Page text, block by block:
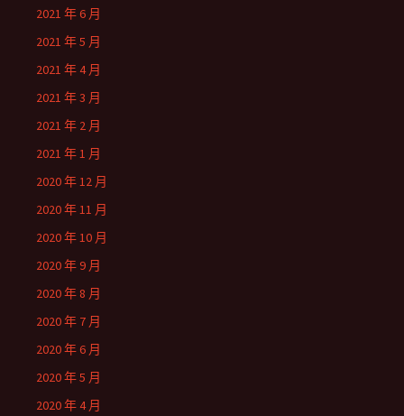
2021 年 6 月
2021 年 5 月
2021 年 4 月
2021 年 3 月
2021 年 2 月
2021 年 1 月
2020 年 12 月
2020 年 11 月
2020 年 10 月
2020 年 9 月
2020 年 8 月
2020 年 7 月
2020 年 6 月
2020 年 5 月
2020 年 4 月